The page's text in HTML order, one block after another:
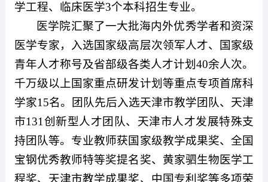
学工程、临床医学3个本科招生专业。
医学院汇聚了一大批海内外优秀学者和资深
医学专家，入选国家级高层次领军人才、国家级
青年人才称号及省部级各类人才计划40余人次。
千万级以上国家重点研发计划等重点专项首席科
学家15名。团队先后入选天津市教学团队、天津
市131创新型人才团队、天津市人才发展特殊支
持团队等。专业教师获国家级教学成果奖、全国
宝钢优秀教师特等奖提名奖、黄家驷生物医学工
程奖、天津市教学成果奖、中国专利奖等多项荣